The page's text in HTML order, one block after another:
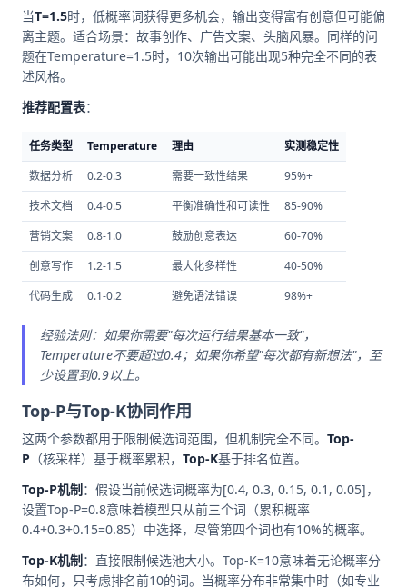
当T=1.5时，低概率词获得更多机会，输出变得富有创意但可能偏
离主题。适合场景：故事创作、广告文案、头脑风暴。同样的问
题在Temperature=1.5时，10次输出可能出现5种完全不同的表
述风格。
推荐配置表：
任务类型 Temperature 理由
实测稳定性
数据分析
0.2-0.3 需要一致性结果
95%+
技术文档
0.4-0.5 平衡准确性和可读性
85-90%
营销文案
0.8-1.0 鼓励创意表达
60-70%
创意写作
1.2-1.5 最大化多样性
40-50%
代码生成
0.1-0.2 避免语法错误 98%+
经验法则：如果你需要"每次运行结果基本一致"，
Temperature不要超过0.4；如果你希望"每次都有新想法"，至
少设置到0.9以上。
Top-P与Top-K协同作用
这两个参数都用于限制候选词范围，但机制完全不同。 Top-
P （核采样）基于概率累积， Top-K基于排名位置。
Top-P机制：假设当前候选词概率为[0.4, 0.3, 0.15, 0.1, 0.05]，
设置Top-P=0.8意味着模型只从前三个词（累积概率
0.4+0.3+0.15=0.85）中选择，尽管第四个词也有10%的概率。
Top-K机制：直接限制候选池大小。Top-K=10意味着无论概率分
布如何，只考虑排名前10的词。当概率分布非常集中时（如专业